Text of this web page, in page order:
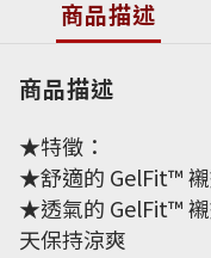
商品描述
商品描述
★特徵：
★舒適的 GelFit™
★透氣的 GelFit™
天保持涼爽